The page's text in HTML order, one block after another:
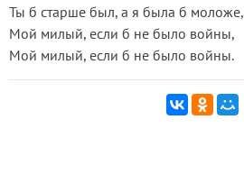
Ты б старше был, а я была б моложе,
Мой милый, если б не было войны,
Мой милый, если б не было войны.